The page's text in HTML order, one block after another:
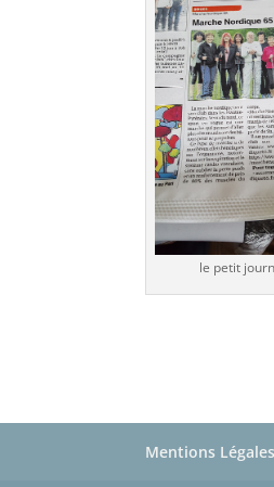
le petit
Mentions Légales